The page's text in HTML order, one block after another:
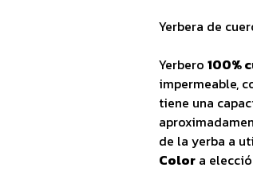
Yerbera de
Yerbero 100%
impermeable,
tiene una
de la yerba a
Color a